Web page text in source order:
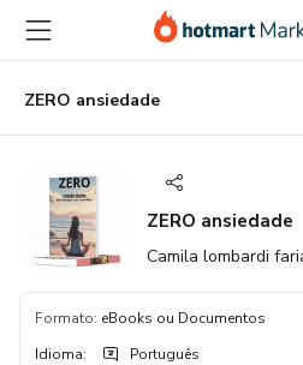
para
conteúdo
principal
para
pagamento
para
rodapéZERO ansiedade
ZERO ansiedade
Camila lombardi
Formato: eBooks ou Documentos
Idioma: Português